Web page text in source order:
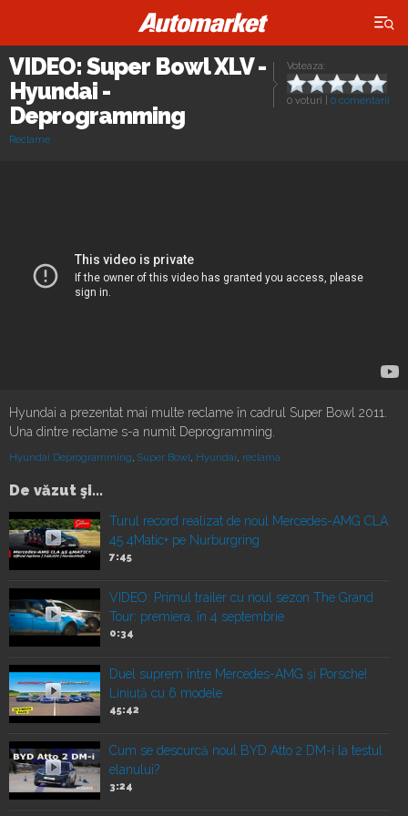
×
Voteaza:
0 voturi 0 comentarii
VIDEO: Super Bowl XLV -
Hyundai -
Deprogramming
Reclame
Hyundai a prezentat mai multe reclame în cadrul Super Bowl 2011.
Una dintre reclame s-a numit Deprogramming.
Hyundai Deprogramming, Super Bowl, Hyundai, reclama
De văzut şi...
Turul record realizat de noul Mercedes-AMG CLA
45 4Matic+ pe Nurburgring
7:45
VIDEO: Primul trailer cu noul sezon The Grand
Tour: premiera, în 4 septembrie
0:34
Duel suprem între Mercedes-AMG și Porsche!
Liniuță cu 6 modele
45:42
Cum se descurcă noul BYD Atto 2 DM-i la testul
elanului?
3:24